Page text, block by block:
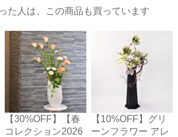
た人は、この商品も買っています
【30%OFF】【春
コレクション2026
【10%OFF】グリ
ーンフラワー アレ